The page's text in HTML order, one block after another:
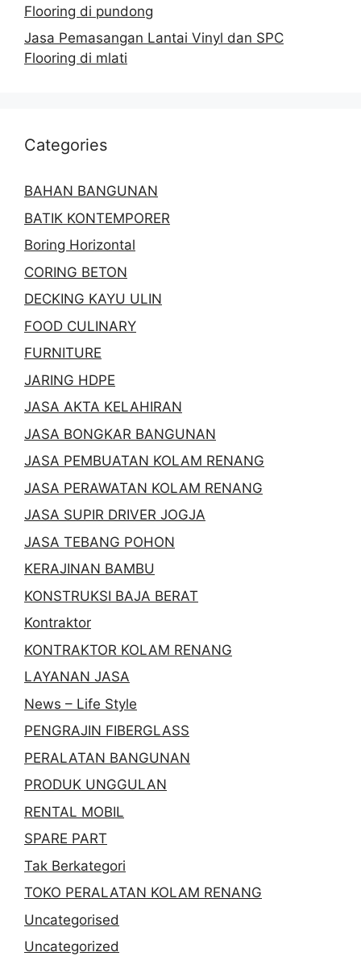
Flooring di pundong
Jasa Pemasangan Lantai Vinyl dan SPC
Flooring di mlati
Categories
BAHAN BANGUNAN
BATIK KONTEMPORER
Boring Horizontal
CORING BETON
DECKING KAYU ULIN
FOOD CULINARY
FURNITURE
JARING HDPE
JASA AKTA KELAHIRAN
JASA BONGKAR BANGUNAN
JASA PEMBUATAN KOLAM RENANG
JASA PERAWATAN KOLAM RENANG
JASA SUPIR DRIVER JOGJA
JASA TEBANG POHON
KERAJINAN BAMBU
KONSTRUKSI BAJA BERAT
Kontraktor
KONTRAKTOR KOLAM RENANG
LAYANAN JASA
News – Life Style
PENGRAJIN FIBERGLASS
PERALATAN BANGUNAN
PRODUK UNGGULAN
RENTAL MOBIL
SPARE PART
Tak Berkategori
TOKO PERALATAN KOLAM RENANG
Uncategorised
Uncategorized